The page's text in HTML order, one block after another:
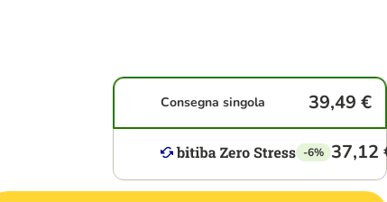
Consegna singola 39,49 €
-6% 37,12